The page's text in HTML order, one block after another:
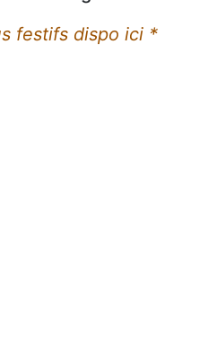
festifs dispo ici *